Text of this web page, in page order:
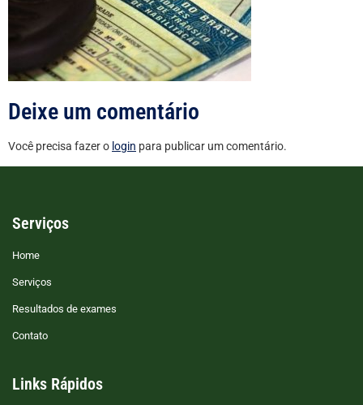
Deixe um comentário
Você precisa fazer o login para publicar um comentário.
Serviços
Home
Serviços
Resultados de exames
Contato
Links Rápidos